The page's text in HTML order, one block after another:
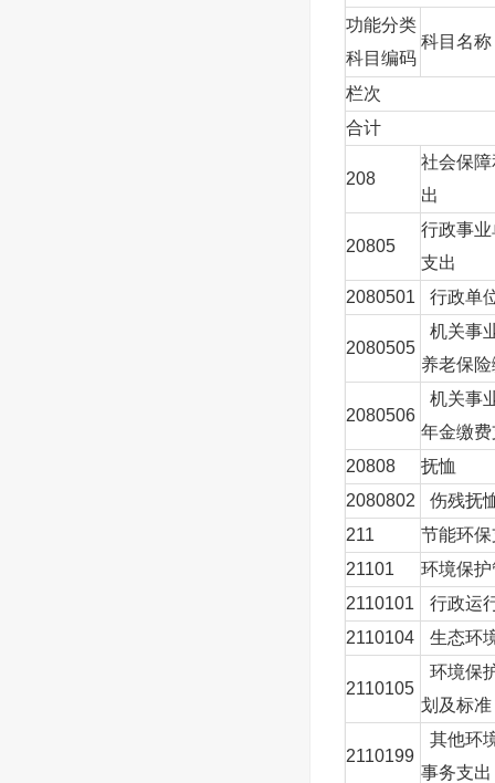
功能分类
科目编码
科目名称
栏次
合计
208
社会保
出
20805
行政事
支出
2080501
行政单
2080505
机关事
养老保
2080506
机关事
年金缴
20808
抚恤
2080802
伤残抚
211
节能环
21101
环境保
2110101
行政运
2110104
生态环
2110105
环境保
划及标准
2110199
其他环
事务支出